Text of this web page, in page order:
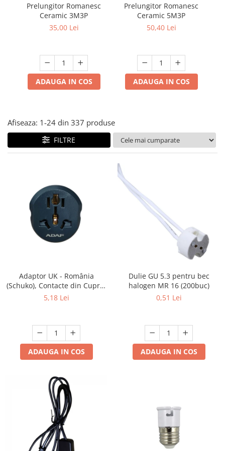
Lampi solare
Corpuri de iluminat
Corpuri Led - industriale
Aplice si Plafoniere Led
Proiectoare LED
Senzori de
miscare,crepuscular,dulii cu
senzor
exterior
Lampi emergente
Lustre
Aparataj şi accesorii
Alimentatoare/Drivere
Cablu electric, canal cablu
Cap prelungitor
Conectoare
Dulii/Dulie adaptor
Electrocasnice de mici dimensiuni
Prelungitor Romanesc
Ceramic 3M3P
35,00 Lei
ADAUGA IN COS
Prelungitor Romanesc
Ceramic 5M3P
50,40 Lei
ADAUGA IN COS
Afiseaza: 1-24 din 337 produse
FILTRE
Adaptor UK - România
(Schuko), Contacte din Cupru,
Culoare Gri, ADAF
5,18 Lei
ADAUGA IN COS
Dulie GU 5.3 pentru bec
halogen MR 16 (200buc)
0,51 Lei
ADAUGA IN COS